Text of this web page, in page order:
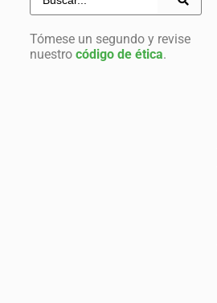
Tómese un segundo y revise
nuestro código de ética.